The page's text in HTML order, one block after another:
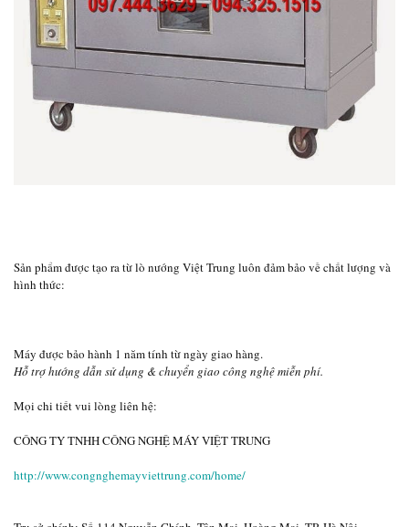
Sản phẩm được tạo ra từ lò nướng Việt Trung luôn đảm bảo về chất lượng và
hình thức:
Máy được bảo hành 1 năm tính từ ngày giao hàng.
Hỗ trợ hướng dẫn sử dụng & chuyển giao công nghệ miễn phí.
Mọi chi tiết vui lòng liên hệ:
CÔNG TY TNHH CÔNG NGHỆ MÁY VIỆT TRUNG
http://www.congnghemayviettrung.com/home/